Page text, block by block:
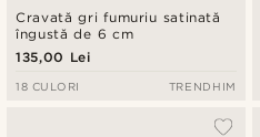
Cravată gri fumuriu satinată
îngustă de 6 cm
135,00 Lei
18 CULORI TRENDHIM